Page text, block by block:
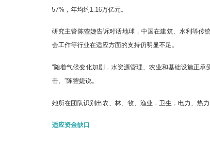
57%，年均约1.16万亿元。
研究主管陈蓥婕告诉对话地球，中国在建筑、水利等传
会工作等行业在适应方面的支持仍明显不足。
“随着气候变化加剧，水资源管理、农业和基础设施正
击。”陈蓥婕说。
她所在团队识别出农、林、牧、渔业，卫生，电力、热
适应资金缺口